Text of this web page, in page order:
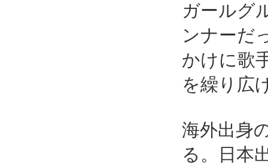
ガールグ
ンナーだ
かけに歌
を繰り広
海外出身
る。日本